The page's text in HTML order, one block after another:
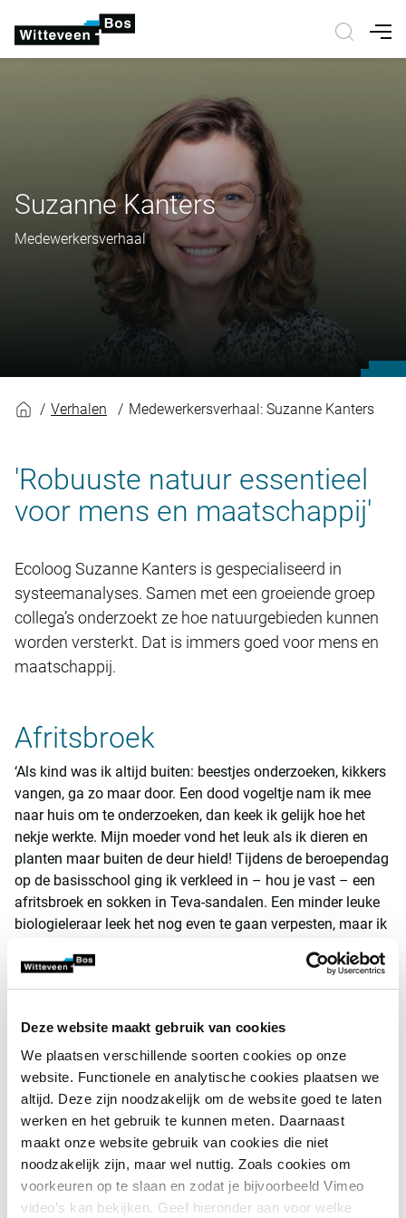
Deze website maakt gebruik van cookies
We plaatsen verschillende soorten cookies op onze
website. Functionele en analytische cookies plaatsen we
altijd. Deze zijn noodzakelijk om de website goed te laten
werken en het gebruik te kunnen meten. Daarnaast
maakt onze website gebruik van cookies die niet
noodzakelijk zijn, maar wel nuttig. Zoals cookies om
voorkeuren op te slaan en zodat je bijvoorbeeld Vimeo
video’s kan bekijken. Geef hieronder aan voor welke
Suzanne Kanters
Medewerkersverhaal
Verhalen Medewerkersverhaal: Suzanne Kanters
'Robuuste natuur essentieel
voor mens en maatschappij'
Ecoloog Suzanne Kanters is gespecialiseerd in
systeemanalyses. Samen met een groeiende groep
collega’s onderzoekt ze hoe natuurgebieden kunnen
worden versterkt. Dat is immers goed voor mens en
maatschappij.
Afritsbroek
‘Als kind was ik altijd buiten: beestjes onderzoeken, kikkers
vangen, ga zo maar door. Een dood vogeltje nam ik mee
naar huis om te onderzoeken, dan keek ik gelijk hoe het
nekje werkte. Mijn moeder vond het leuk als ik dieren en
planten maar buiten de deur hield! Tijdens de beroependag
op de basisschool ging ik verkleed in – hou je vast – een
afritsbroek en sokken in Teva-sandalen. Een minder leuke
biologieleraar leek het nog even te gaan verpesten, maar ik
worden. Vogels onderzoeken doe ik niet meer. Ik richt me
inmiddels op het functioneren van ecosystemen.’
Ontwatering
‘In tegenstelling tot bijvoorbeeld landschapsarchitecten bij
Witteveen+Bos staat ons werk los van het ingenieursvak.
We voeren op zichzelf staande onderzoeksopdrachten uit
om in kaart te brengen hoe we de natuur in Nederland
kunnen herstellen. De mens heeft veel verstoord, met name
door de ontwatering voor en intensivering van landbouw en
industrie. Ons vakgebied is in korte tijd enorm actueel